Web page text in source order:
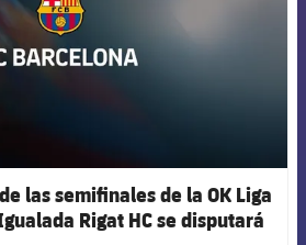
las semifinales de la OK Liga
Rigat HC se disputará